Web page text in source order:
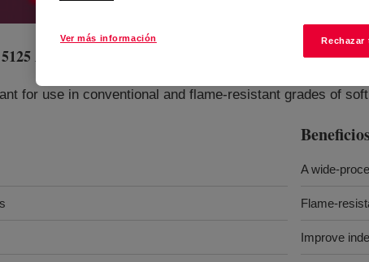
Additive
for use in conventional and flame-resistant grades of
Beneficios
A wide-
Flame-
Improve
Ver más información Rechazar